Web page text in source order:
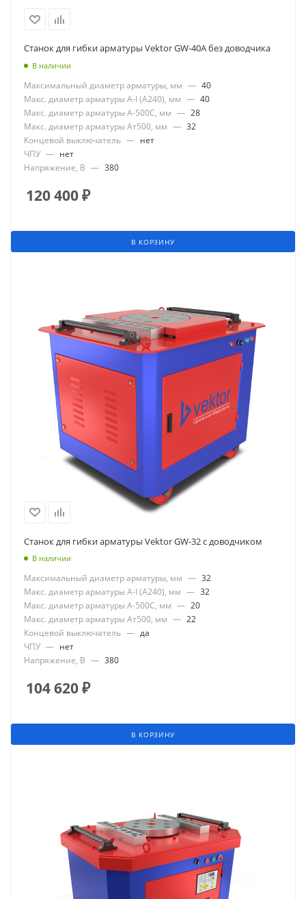
Станок для гибки арматуры Vektor GW-40А без доводчика
В наличии
Максимальный диаметр арматуры, мм — 40
Макс. диаметр арматуры А-I (А240), мм — 40
Макс. диаметр арматуры А-500С, мм — 28
Макс. диаметр арматуры Ат500, мм — 32
Концевой выключатель — нет
ЧПУ — нет
Напряжение, В — 380
120 400₽
В КОРЗИНУ
Станок для гибки арматуры Vektor GW-32 с доводчиком
В наличии
Максимальный диаметр арматуры, мм — 32
Макс. диаметр арматуры А-I (А240), мм — 32
Макс. диаметр арматуры А-500С, мм — 20
Макс. диаметр арматуры Ат500, мм — 22
Концевой выключатель — да
ЧПУ — нет
Напряжение, В — 380
104 620₽
В КОРЗИНУ